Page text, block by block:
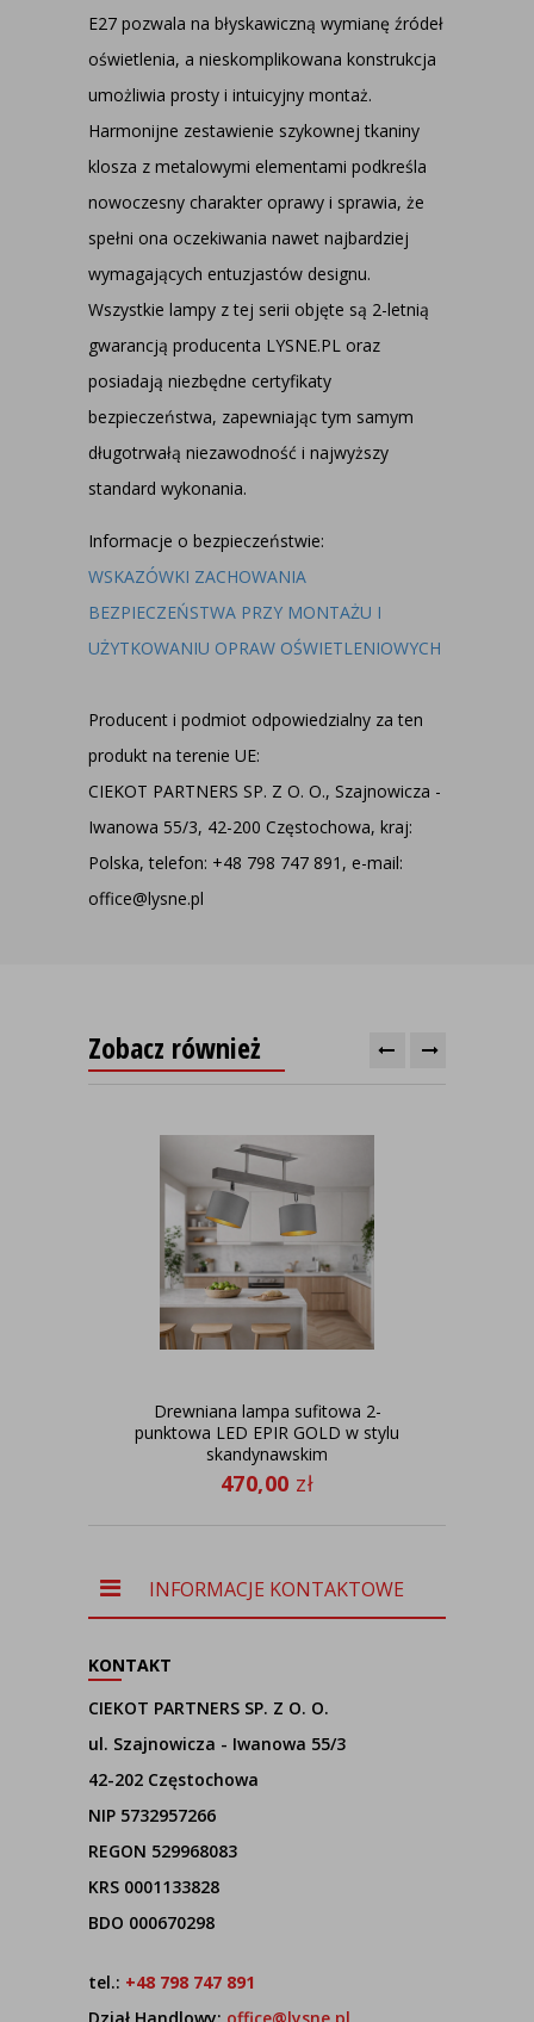
E27 pozwala na błyskawiczną wymianę źródeł
oświetlenia, a nieskomplikowana konstrukcja
umożliwia prosty i intuicyjny montaż.
Harmonijne zestawienie szykownej tkaniny
klosza z metalowymi elementami podkreśla
nowoczesny charakter oprawy i sprawia, że
spełni ona oczekiwania nawet najbardziej
wymagających entuzjastów designu.
Wszystkie lampy z tej serii objęte są 2-letnią
gwarancją producenta LYSNE.PL oraz
posiadają niezbędne certyfikaty
bezpieczeństwa, zapewniając tym samym
długotrwałą niezawodność i najwyższy
standard wykonania.
Informacje o bezpieczeństwie:
WSKAZÓWKI ZACHOWANIA
BEZPIECZEŃSTWA PRZY MONTAŻU I
UŻYTKOWANIU OPRAW OŚWIETLENIOWYCH
Producent i podmiot odpowiedzialny za ten
produkt na terenie UE:
CIEKOT PARTNERS SP. Z O. O., Szajnowicza -
Iwanowa 55/3, 42-200 Częstochowa, kraj:
Polska, telefon: +48 798 747 891, e-mail:
office@lysne.pl
Zobacz również
Drewniana lampa sufitowa 2-
punktowa LED EPIR GOLD w stylu
skandynawskim
470,00 zł
INFORMACJE KONTAKTOWE
KONTAKT
CIEKOT PARTNERS SP. Z O. O.
ul. Szajnowicza - Iwanowa 55/3
42-202 Częstochowa
NIP 5732957266
REGON 529968083
KRS 0001133828
BDO 000670298
tel.: +48 798 747 891